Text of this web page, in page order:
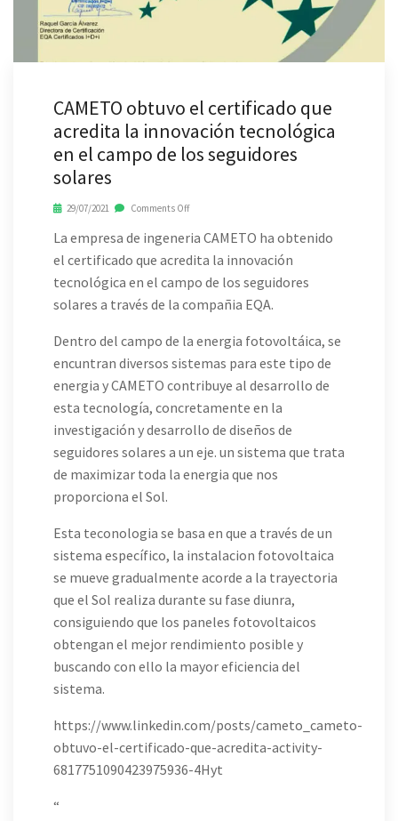
CAMETO obtuvo el certificado que
acredita la innovación tecnológica
en el campo de los seguidores
solares
29/07/2021 Comments Off
La empresa de ingeneria CAMETO ha obtenido
el certificado que acredita la innovación
tecnológica en el campo de los seguidores
solares a través de la compañia EQA.
Dentro del campo de la energia fotovoltáica, se
encuntran diversos sistemas para este tipo de
energia y CAMETO contribuye al desarrollo de
esta tecnología, concretamente en la
investigación y desarrollo de diseños de
seguidores solares a un eje. un sistema que trata
de maximizar toda la energia que nos
proporciona el Sol.
Esta teconologia se basa en que a través de un
sistema específico, la instalacion fotovoltaica
se mueve gradualmente acorde a la trayectoria
que el Sol realiza durante su fase diunra,
consiguiendo que los paneles fotovoltaicos
obtengan el mejor rendimiento posible y
buscando con ello la mayor eficiencia del
sistema.
https://www.linkedin.com/posts/cameto_cameto-
obtuvo-el-certificado-que-acredita-activity-
6817751090423975936-4Hyt
“